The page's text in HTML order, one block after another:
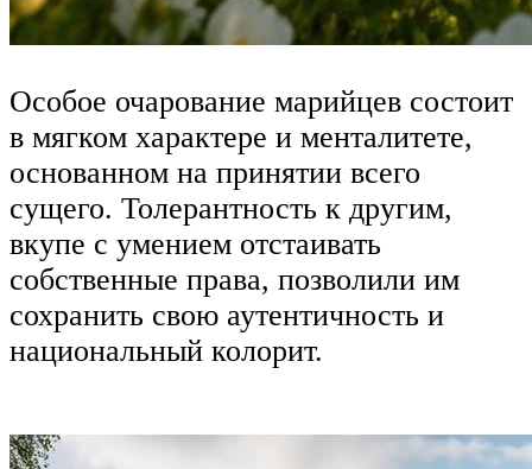
Особое очарование марийцев состоит
в мягком характере и менталитете,
основанном на принятии всего
сущего. Толерантность к другим,
вкупе с умением отстаивать
собственные права, позволили им
сохранить свою аутентичность и
национальный колорит.